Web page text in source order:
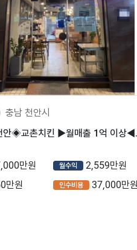
충남 천안시
◈충청도 천
만원 월수익 2,559만원
만원 인수비용 37,000만